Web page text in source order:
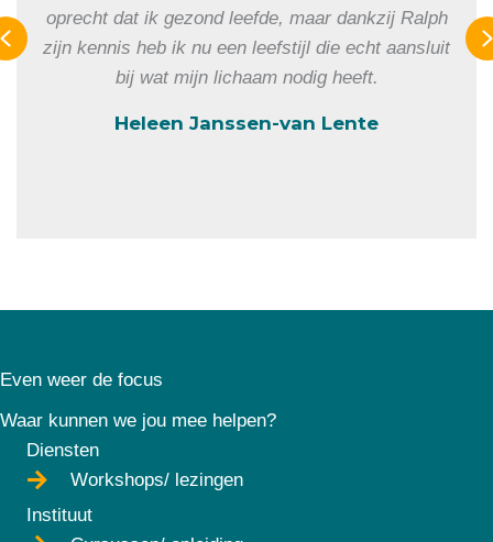
oprecht dat ik gezond leefde, maar dankzij Ralph
zijn kennis heb ik nu een leefstijl die echt aansluit
bij wat mijn lichaam nodig heeft.
Heleen Janssen-van Lente
Previous
Even weer de focus
Waar kunnen we jou mee helpen?
Diensten
Workshops/ lezingen
Instituut